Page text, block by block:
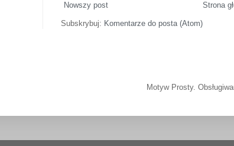
Nowszy post Strona
Subskrybuj: Komentarze do posta (Atom)
Motyw Prosty.